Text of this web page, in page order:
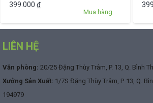
399.000 ₫
Mua hàng
LIÊN HỆ
Văn phòng: 20/25 Đặng Thùy Trâm, P. 13, Q. Bình
Xưởng Sản Xuất: 1/7S Đặng Thùy Trâm, P. 13, Q.
194979